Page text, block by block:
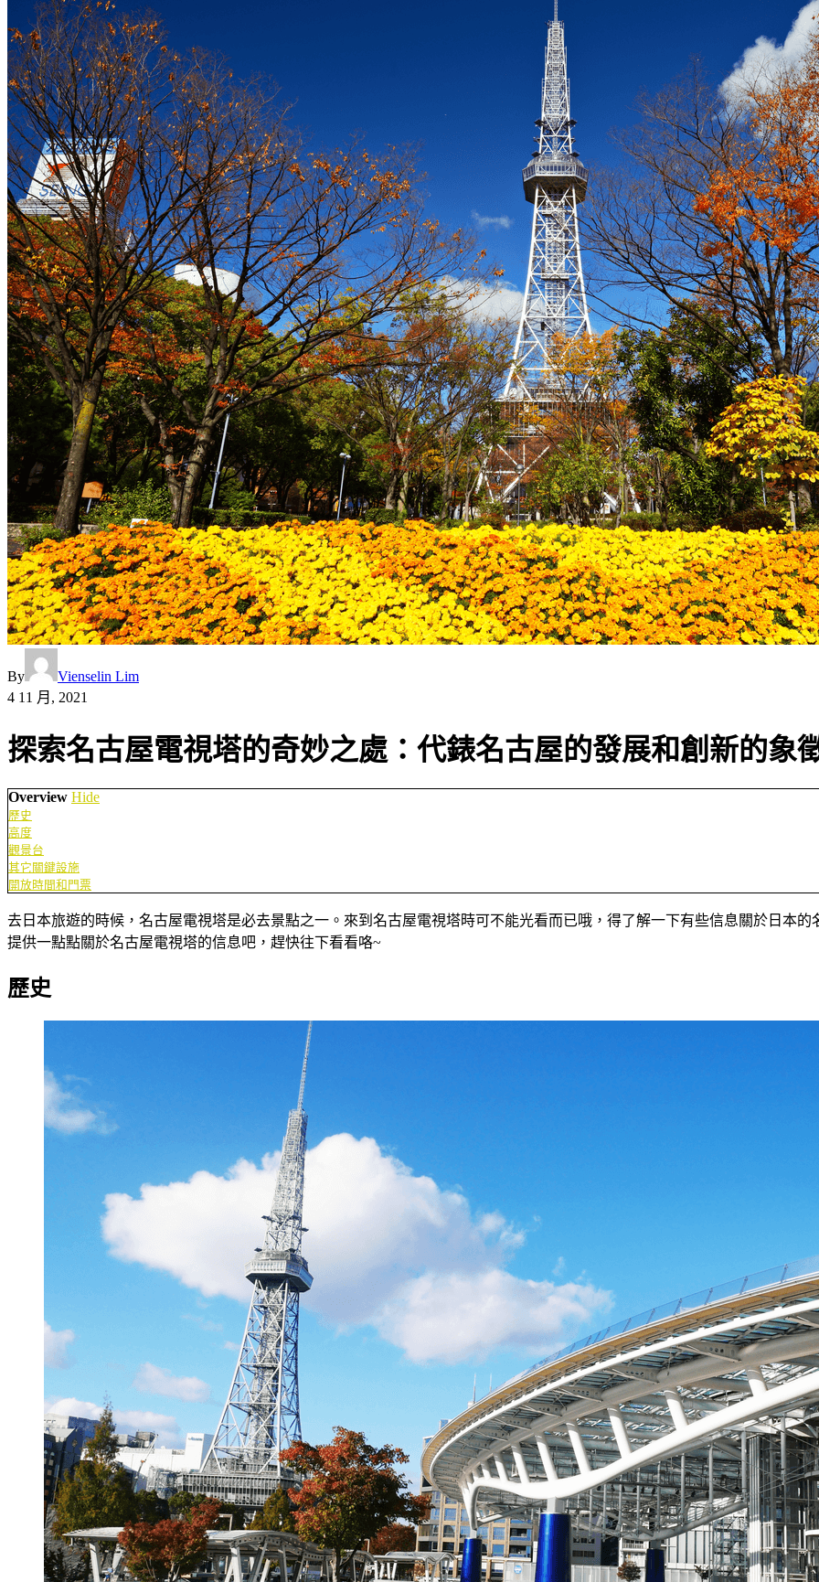
By
Vienselin Lim
4 11 月, 2021
探索名古屋電視塔的奇妙之處：代錶名古屋的發展和創新的象
Overview Hide
歷史
高度
觀景台
其它關鍵設施
開放時間和門票
去日本旅遊的時候，名古屋電視塔是必去景點之一。來到名古屋電視塔時可不能光看而已哦，得了解一下有些信息關於日本
提供一點點關於名古屋電視塔的信息吧，趕快往下看看咯~
歷史